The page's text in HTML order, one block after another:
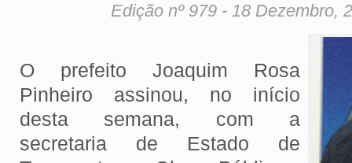
Edição nº 979 - 18 Dezembro,
O prefeito Joaquim Rosa
Pinheiro assinou, no início
desta semana, com a
secretaria de Estado de